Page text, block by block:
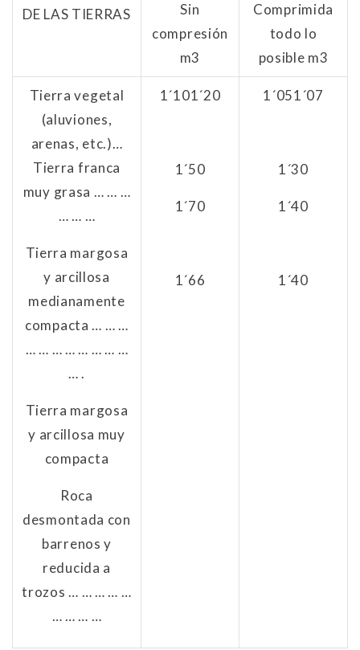
DE LAS TIERRAS
Sin
compresión
m3
Comprimida
todo lo
posible m3
Tierra vegetal
(aluviones,
arenas, etc.)…
Tierra franca
muy grasa … … …
… … …
Tierra margosa
y arcillosa
medianamente
compacta … … …
… … … … … … … …
… .
Tierra margosa
y arcillosa muy
compacta
Roca
desmontada con
barrenos y
reducida a
trozos … … … … …
… … … …
1´101´20
1´50
1´70
1´66
1´051´07
1´30
1´40
1´40